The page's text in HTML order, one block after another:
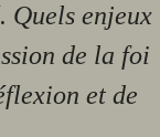
Quels enjeux
de la foi
et de